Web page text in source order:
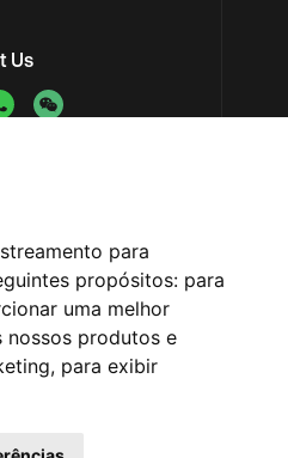
para
propósitos: para
uma melhor
nossos produtos e
, para exibir
Us